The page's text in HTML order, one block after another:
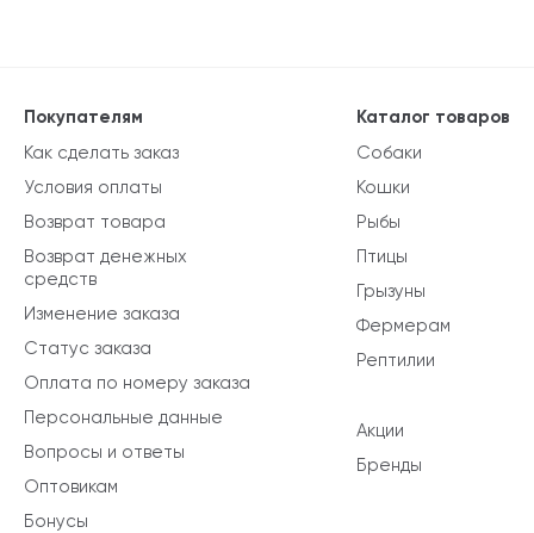
Каталог товаров
Собаки
Кошки
Рыбы
Птицы
Грызуны
Фермерам
Рептилии
Акции
Бренды
Покупателям
Как сделать заказ
Условия оплаты
Возврат товара
Возврат денежных
средств
Изменение заказа
Статус заказа
Оплата по номеру заказа
Персональные данные
Вопросы и ответы
Оптовикам
Бонусы